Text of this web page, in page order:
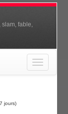
fable,
Toggle
navigation
jours)